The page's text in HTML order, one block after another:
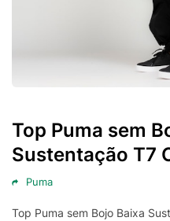
Top Puma sem
Sustentação T7
Puma
Top Puma sem Bojo Baixa